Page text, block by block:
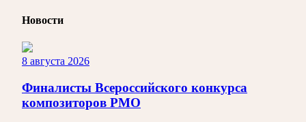
Новости
8 августа 2026
Финалисты Всероссийского конкурса
композиторов РМО